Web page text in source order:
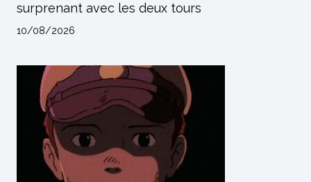
surprenant avec les deux tours
10/08/2026